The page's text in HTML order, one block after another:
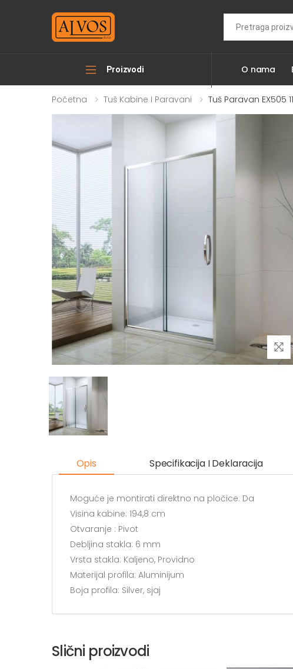
Proizvodi O nama
Početna Tuš Kabine I Paravani Tuš Paravan EX505
Opis Specifikacija I Deklaracija
Moguće je montirati direktno na pločice: Da
Visina kabine: 194,8 cm
Otvaranje : Pivot
Debljina stakla: 6 mm
Vrsta stakla: Kaljeno, Providno
Materijal profila: Aluminijum
Boja profila: Silver, sjaj
Slični proizvodi